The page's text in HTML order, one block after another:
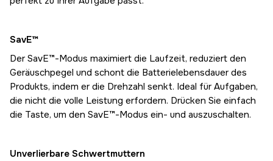
SavE™
Der SavE™-Modus maximiert die Laufzeit, reduziert den
Geräuschpegel und schont die Batterielebensdauer des
Produkts, indem er die Drehzahl senkt. Ideal für Aufgaben,
die nicht die volle Leistung erfordern. Drücken Sie einfach
die Taste, um den SavE™-Modus ein- und auszuschalten.
Unverlierbare Schwertmuttern